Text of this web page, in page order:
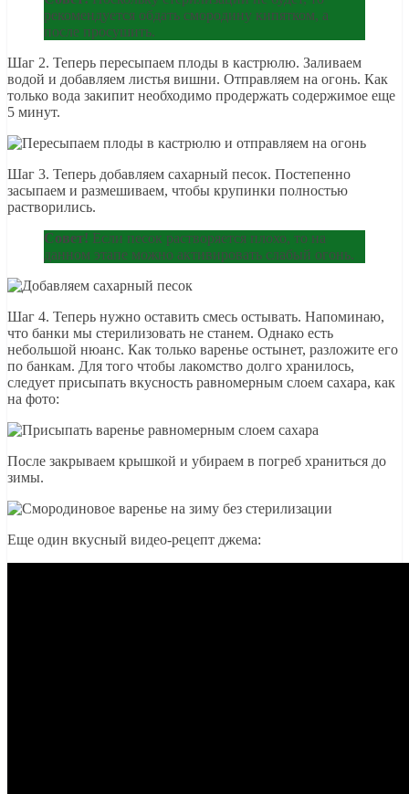
рекомендуется обдать смородину кипятком, а
после просушить.
Шаг 2. Теперь пересыпаем плоды в кастрюлю. Заливаем
водой и добавляем листья вишни. Отправляем на огонь. Как
только вода закипит необходимо продержать содержимое еще
5 минут.
Шаг 3. Теперь добавляем сахарный песок. Постепенно
засыпаем и размешиваем, чтобы крупинки полностью
растворились.
Совет! Если песок растворяется плохо, то на
данном этапе можно активировать слабый огонь.
Шаг 4. Теперь нужно оставить смесь остывать. Напоминаю,
что банки мы стерилизовать не станем. Однако есть
небольшой нюанс. Как только варенье остынет, разложите его
по банкам. Для того чтобы лакомство долго хранилось,
следует присыпать вкусность равномерным слоем сахара, как
на фото:
После закрываем крышкой и убираем в погреб храниться до
зимы.
Еще один вкусный видео-рецепт джема: